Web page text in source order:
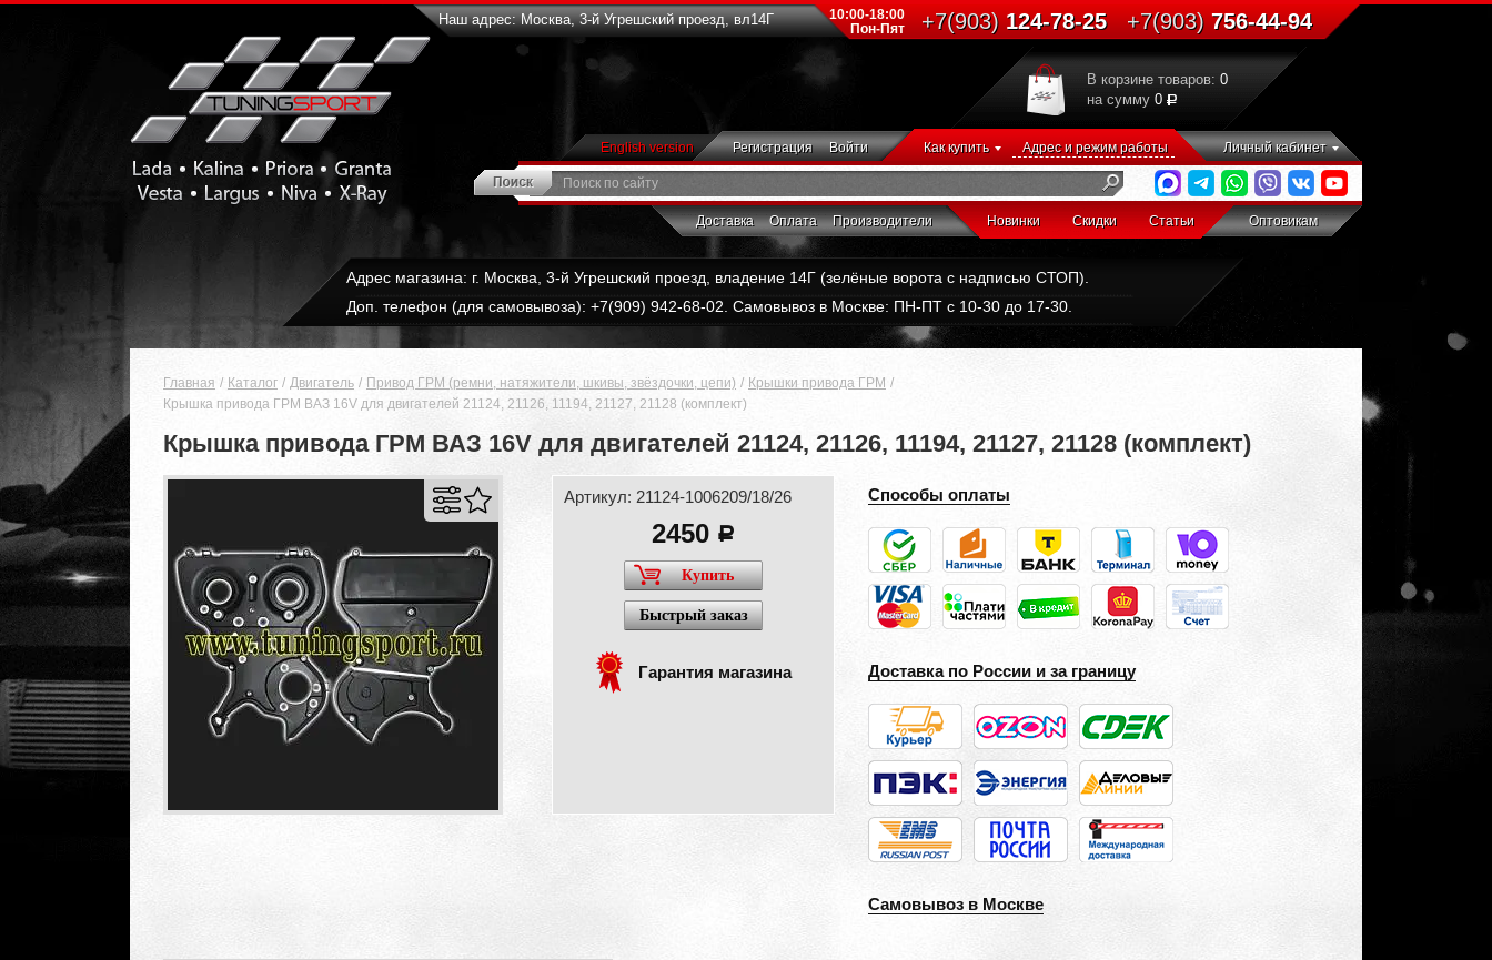
Наш адрес: Москва, 3-й Угрешский проезд, вл14Г
10:00-18:00
Пон-Пят
+7(903)124-78-25 +7(903)756-44-94
В корзине товаров: 0
на сумму 0
English version Регистрация Войти Как купить Адрес и режим работы Личный кабинет
Доставка Оплата Производители Новинки Скидки Статьи Оптовикам
Адрес магазина: г. Москва, 3-й Угрешский проезд, владение 14Г (зелёные ворота с надписью СТОП).
Доп. телефон (для самовывоза): +7(909) 942-68-02. Самовывоз в Москве: ПН-ПТ с 10-30 до 17-30.
Главная Каталог Двигатель Привод ГРМ (ремни, натяжители, шкивы, звёздочки, цепи)
Крышки привода ГРМ
Крышка привода ГРМ ВАЗ 16V для двигателей 21124, 21126, 11194, 21127, 21128 (комплект)
Крышка привода ГРМ ВАЗ 16V для двигателей 21124, 21126, 11194, 21127, 21128 (комплект)
Артикул: 21124-1006209/18/26
2450 a
Купить
Быстрый заказ
Гарантия магазина
Способы оплаты
Доставка по России и за границу
Самовывоз в Москве